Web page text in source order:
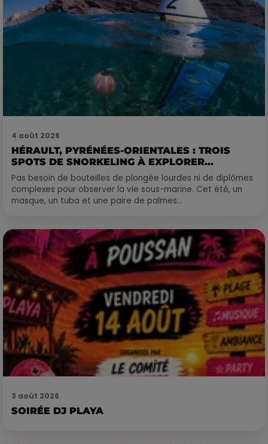
4 août 2026
HÉRAULT, PYRÉNÉES-ORIENTALES : TROIS
SPOTS DE SNORKELING À EXPLORER...
Pas besoin de bouteilles de plongée lourdes ni de diplômes
complexes pour observer la vie sous-marine. Cet été, un
masque, un tuba et une paire de palmes...
3 août 2026
SOIRÉE DJ PLAYA